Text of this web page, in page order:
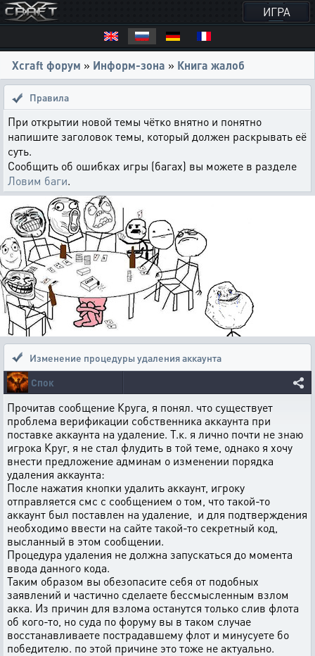
ИГРА
Xcraft форум » Информ-зона » Книга жалоб
Правила
При открытии новой темы чётко внятно и понятно
напишите заголовок темы, который должен раскрывать её
суть.
Сообщить об ошибках игры (багах) вы можете в разделе
Ловим баги.
Изменение процедуры удаления аккаунта
Спок
Прочитав сообщение Круга, я понял. что существует
проблема верификации собственника аккаунта при
поставке аккаунта на удаление. Т.к. я лично почти не знаю
игрока Круг, я не стал флудить в той теме, однако я хочу
внести предложение админам о изменении порядка
удаления аккаунта:
После нажатия кнопки удалить аккаунт, игроку
отправляется смс с сообщением о том, что такой-то
аккаунт был поставлен на удаление, и для подтверждения
необходимо ввести на сайте такой-то секретный код,
высланный в этом сообщении.
Процедура удаления не должна запускаться до момента
ввода данного кода.
Таким образом вы обезопасите себя от подобных
заявлений и частично сделаете бессмысленным взлом
акка. Из причин для взлома останутся только слив флота
об кого-то, но суда по форуму вы в таком случае
восстанавливаете пострадавшему флот и минусуете бо
победителю. по этой причине это тоже не актуально.